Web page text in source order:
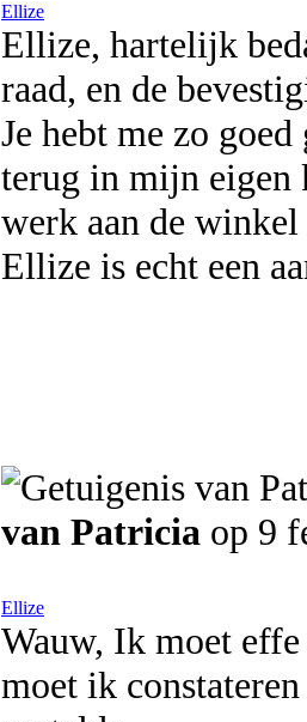
Ellize
Ellize, hartelijk
raad, en de
Je hebt me zo
terug in mijn eigen
werk aan de
Ellize is echt een
van Patricia op 9
Ellize
Wauw, Ik moet
moet ik